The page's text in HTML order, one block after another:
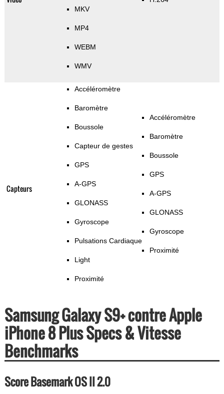
MKV
MP4
WEBM
WMV
Capteurs
Accéléromètre
Baromètre
Boussole
Capteur de gestes
GPS
A-GPS
GLONASS
Gyroscope
Pulsations Cardiaque
Light
Proximité
Accéléromètre
Baromètre
Boussole
GPS
A-GPS
GLONASS
Gyroscope
Proximité
Samsung Galaxy S9+ contre Apple
iPhone 8 Plus Specs & Vitesse
Benchmarks
Score Basemark OS II 2.0